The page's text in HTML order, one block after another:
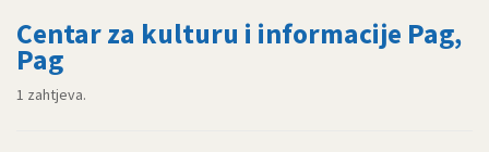
Centar za kulturu i informacije Pag,
Pag
1 zahtjeva.